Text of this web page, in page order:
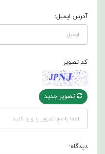
آدرس ایمیل:
کد تصویر
تصویر جدید
دیدگاه: